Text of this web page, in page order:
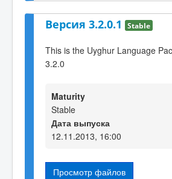
Версия 3.2.0.1 Stable
This is the Uyghur Language
3.2.0
Maturity
Stable
Дата выпуска
12.11.2013, 16:00
Просмотр файлов